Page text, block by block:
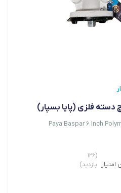
Paya Baspar 6 Inch
امتیاز
(۱۲۶
بازدید)